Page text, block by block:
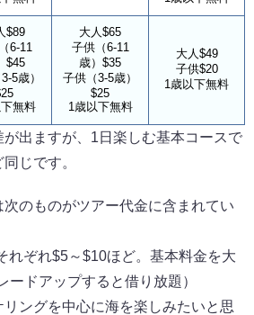
$89
6-11
$45
5歳）
無料
大人$65
子供（6-11
歳）$35
子供（3-5歳）
$25
1歳以下無料
大人$49
子供$20
1歳以下無料
出ますが、1日楽しむ基本コースで
じです。
のものがツアー代金に含まれてい
れぞれ$5～$10ほど。基本料金を大
ードアップすると借り放題）
ングを中心に海を楽しみたいと思